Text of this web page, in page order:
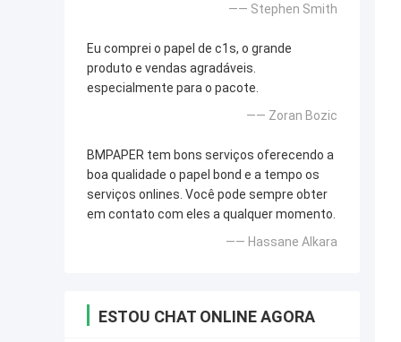
—— Stephen Smith
Eu comprei o papel de c1s, o grande
produto e vendas agradáveis.
especialmente para o pacote.
—— Zoran Bozic
BMPAPER tem bons serviços oferecendo a
boa qualidade o papel bond e a tempo os
serviços onlines. Você pode sempre obter
em contato com eles a qualquer momento.
—— Hassane Alkara
ESTOU CHAT ONLINE AGORA